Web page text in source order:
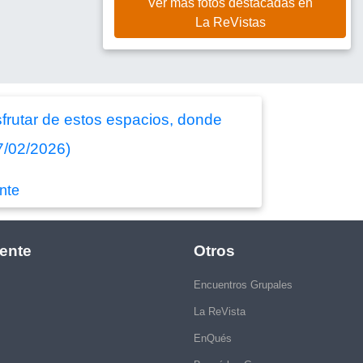
Ver más fotos destacadas en
La ReVistas
de estos espacios, donde
02/2026)
Otros
Encuentros Grupales
La ReVista
EnQués